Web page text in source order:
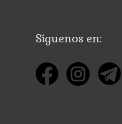
Síguenos en: